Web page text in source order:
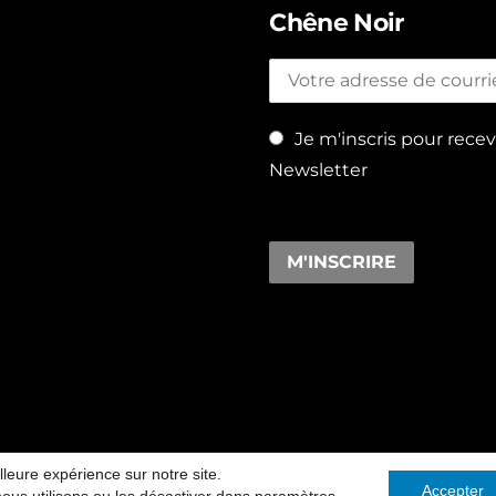
Chêne Noir
Je m'inscris pour
Newsletter
-CGV-
expérience sur notre site.
Accepter